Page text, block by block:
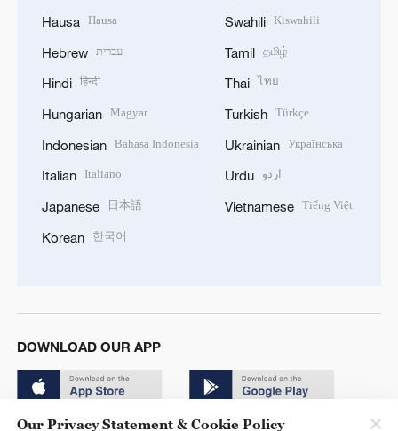
Hausa Hausa
Hebrew עברית
Hindi हिन्दी
Hungarian Magyar
Indonesian Bahasa Indonesia
Italian Italiano
Japanese 日本語
Korean 한국어
Swahili Kiswahili
Tamil தமிழ்
Thai ไทย
Turkish Türkçe
Ukrainian Українська
Urdu اردو
Vietnamese Tiếng Việt
DOWNLOAD OUR APP
Our Privacy Statement & Cookie Policy